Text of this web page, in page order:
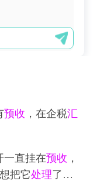
预收 ，在企税汇
一直挂在预收 ，
把它处理了，